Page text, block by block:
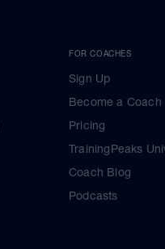
FOR COACHES
Sign Up
Become a Coach
Pricing
TrainingPeaks
Coach Blog
Podcasts